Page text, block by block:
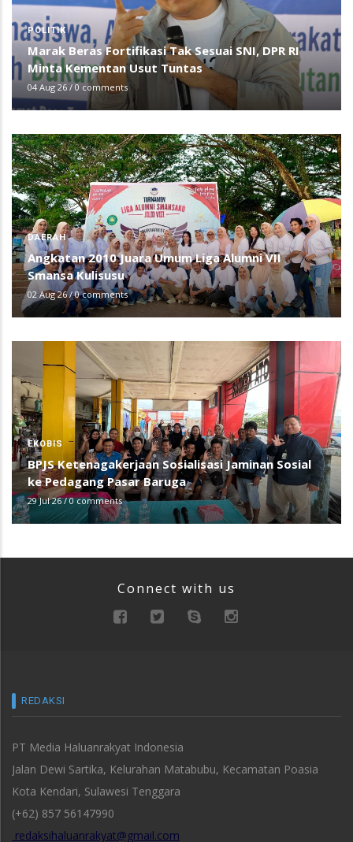
POLITIK
Marak Beras Fortifikasi Tak Sesuai SNI, DPR RI
Minta Kementan Usut Tuntas
04 Aug 26 / 0 comments
DAERAH
Angkatan 2010 Juara Umum Liga Alumni VII
Smansa Kulisusu
02 Aug 26/0 comments
EKOBIS
BPJS Ketenagakerjaan Sosialisasi Jaminan Sosial
ke Pedagang Pasar Baruga
29 Jul 26/0 comments
Connect with us
REDAKSI
PT Media Haluanrakyat Indonesia
Jalan Dewi Sartika, Kelurahan Matabubu, Kecamatan Poasia
Kota Kendari, Sulawesi Tenggara
(+62) 857 56147990
redaksihaluanrakyat@gmail.com